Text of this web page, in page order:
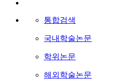
통합검색
국내학술논문
학위논문
해외학술논문